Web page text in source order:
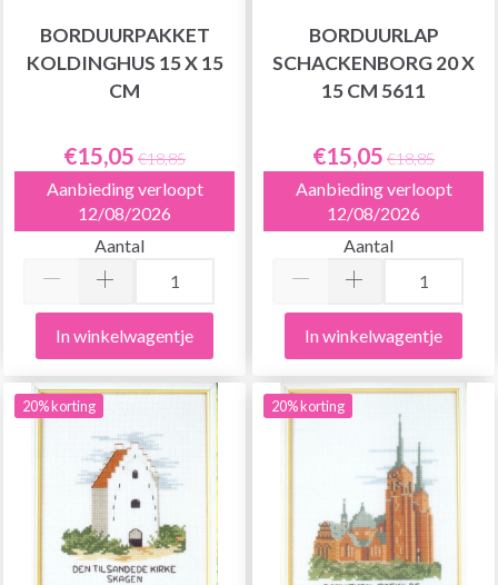
BORDUURPAKKET
KOLDINGHUS 15 X 15
CM
€15,05 €18,85
Aanbieding verloopt
12/08/2026
Aantal
In winkelwagentje
BORDUURLAP
SCHACKENBORG 20 X
15 CM 5611
€15,05 €18,85
Aanbieding verloopt
12/08/2026
Aantal
In winkelwagentje
20% korting 20% korting